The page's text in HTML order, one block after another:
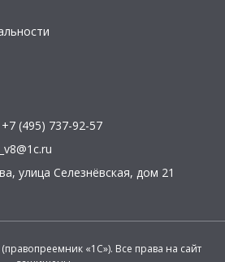
+7 (495) 737-92-57
, улица Селезнёвская, дом 21
«1С»). Все права на сайт